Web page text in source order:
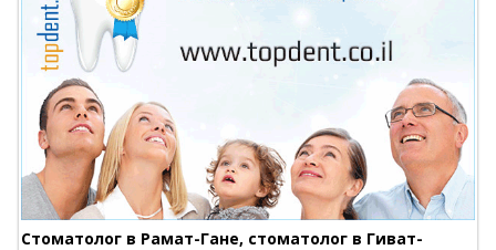
Стоматолог в Рамат-Гане, стоматолог в Гиват-